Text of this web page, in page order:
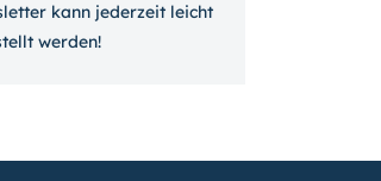
kann jeder­zeit leicht
werden!